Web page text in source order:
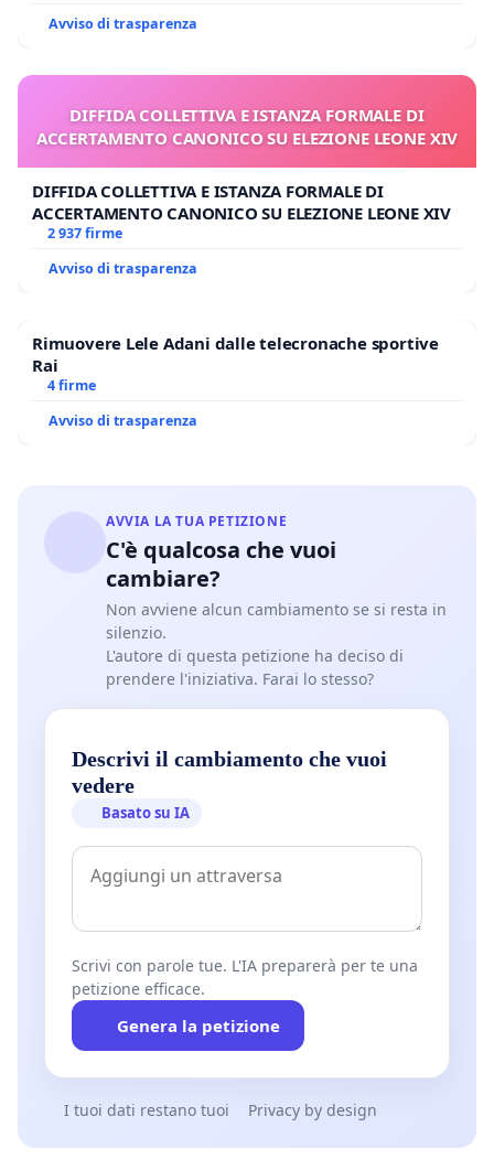
Avviso di trasparenza
DIFFIDA COLLETTIVA E ISTANZA FORMALE DI
ACCERTAMENTO CANONICO SU ELEZIONE LEONE XIV
DIFFIDA COLLETTIVA E ISTANZA FORMALE DI
ACCERTAMENTO CANONICO SU ELEZIONE LEONE XIV
2 937 firme
Avviso di trasparenza
Rimuovere Lele Adani dalle telecronache sportive
Rai
4 firme
Avviso di trasparenza
AVVIA LA TUA PETIZIONE
C'è qualcosa che vuoi
cambiare?
Non avviene alcun cambiamento se si resta in
silenzio.
L'autore di questa petizione ha deciso di
prendere l'iniziativa. Farai lo stesso?
Descrivi il cambiamento che vuoi
vedere
Basato su IA
Scrivi con parole tue. L'IA preparerà per te una
petizione efficace.
Genera la petizione
I tuoi dati restano tuoi Privacy by design